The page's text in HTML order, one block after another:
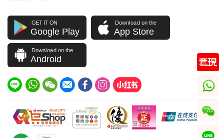
GET IT ON
Google Play
Download on the
App Store
Download on the
Android
whatsapp